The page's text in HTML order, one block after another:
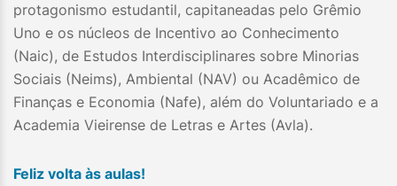
protagonismo estudantil, capitaneadas pelo Grêmio
Uno e os núcleos de Incentivo ao Conhecimento
(Naic), de Estudos Interdisciplinares sobre Minorias
Sociais (Neims), Ambiental (NAV) ou Acadêmico de
Finanças e Economia (Nafe), além do Voluntariado e a
Academia Vieirense de Letras e Artes (Avla).
Feliz volta às aulas!